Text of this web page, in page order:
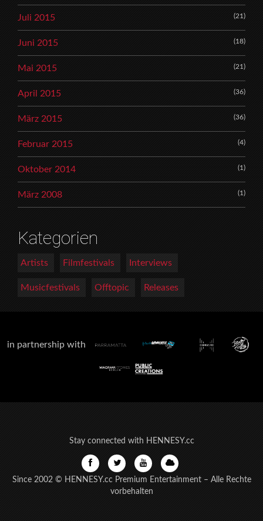
Juli 2015 (21)
Juni 2015 (18)
Mai 2015 (21)
April 2015 (36)
März 2015 (36)
Februar 2015 (4)
Oktober 2014 (1)
März 2008 (1)
Kategorien
Artists Filmfestivals Interviews
Musicfestivals Offtopic Releases
in partnership with
Stay connected with HENNESY.cc
Since 2002 © HENNESY.cc Premium Entertainment – Alle Rechte
vorbehalten